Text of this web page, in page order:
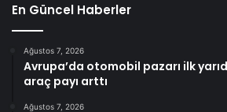
En Güncel Haberler
Ağustos 7, 2026
Avrupa’da otomobil pazarı ilk
araç payı arttı
Ağustos 7, 2026